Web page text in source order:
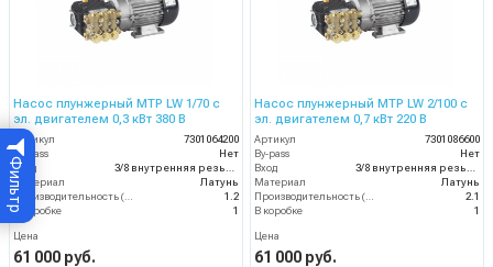
Фильтр
Насос плунжерный MTP LW 1/70 с
эл. двигателем 0,3 кВт 380 В
Артикул
7301064200
By-pass
Нет
Вход
3/8 внутренняя резьба
Материал
Латунь
Производительность (л/мин)
1.2
В коробке
1
Цена
61 000 руб.
Насос плунжерный MTP LW 2/100 с
эл. двигателем 0,7 кВт 220 В
Артикул
7301086600
By-pass
Нет
Вход
3/8 внутренняя резьба
Материал
Латунь
Производительность (л/мин)
2.1
В коробке
1
Цена
61 000 руб.